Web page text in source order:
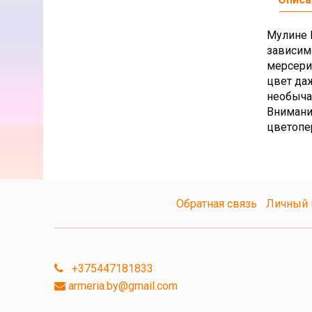
Мулине
цвет
Обратная связь Личный
+375447181833
armeria.by@gmail.com